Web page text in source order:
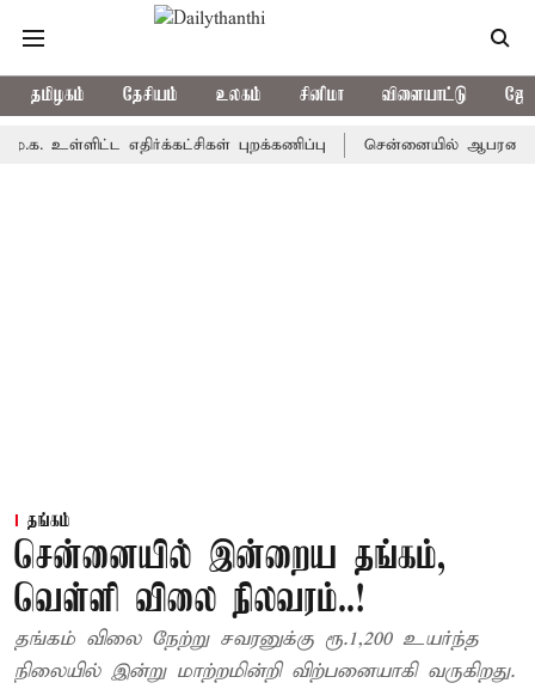
தமிழகம் தேசியம் உலகம் சினிமா விளையாட்டு
எதிர்க்கட்சிகள் புறக்கணிப்பு சென்னையில் ஆபரணத்தங்கத்தின்
தங்கம்
சென்னையில் இன்றைய தங்கம்,
வெள்ளி விலை நிலவரம்..!
தங்கம் விலை நேற்று சவரனுக்கு ரூ.1,200 உயர்ந்த
நிலையில் இன்று மாற்றமின்றி விற்பனையாகி வருகிறது.